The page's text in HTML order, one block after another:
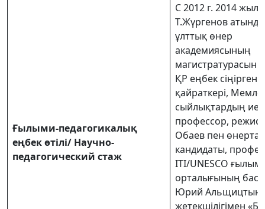
Ғылыми-педагогикалық
еңбек өтілі/ Научно-
педагогический стаж
С 2012 г. 2014 жылы
Т.Жүргенов
ұлттық өнер
академиясының
магистратурасын
ҚР еңбек сіңірген
қайраткері,
сыйлықтардың
профессор,
Обаев пен
кандидаты,
ITI/UNESCO
орталығының
Юрий Альщицтың
жетекшілігімен